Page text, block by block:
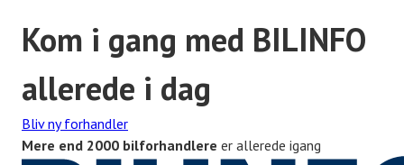
Kom i gang med BILINFO
allerede i dag
Bliv ny forhandler
Mere end 2000 bilforhandlere er allerede igang